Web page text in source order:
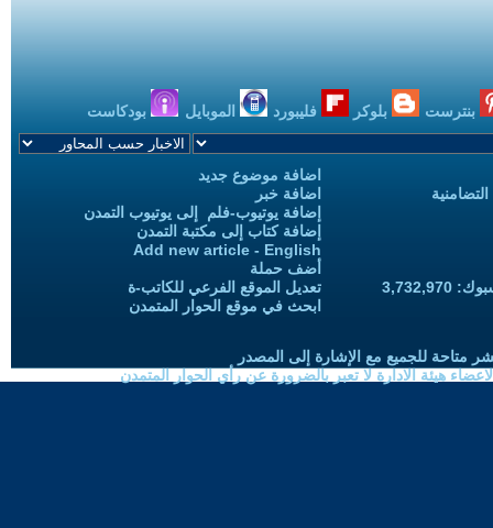
بنترست بلوكر فليبورد الموبايل بودكاست
اضافة موضوع جديد
اضافة خبر
إضافة يوتيوب-فلم إلى يوتيوب التمدن
إضافة كتاب إلى مكتبة التمدن
Add new article - English
أضف حملة
تعديل الموقع الفرعي للكاتب-ة
ابحث في موقع الحوار المتمدن
متاحة للجميع مع الإشارة إلى المصدر
هيئة الادارة لا تعبر بالضرورة عن رأي الحوار المتمدن